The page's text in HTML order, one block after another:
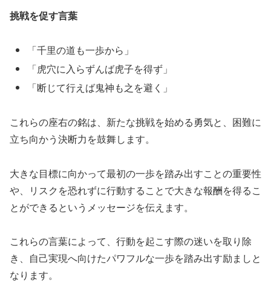
挑戦を促す言葉
「千里の道も一歩から」
「虎穴に入らずんば虎子を得ず」
「断じて行えば鬼神も之を避く」
これらの座右の銘は、新たな挑戦を始める勇気と、困難に
立ち向かう決断力を鼓舞します。
大きな目標に向かって最初の一歩を踏み出すことの重要性
や、リスクを恐れずに行動することで大きな報酬を得るこ
とができるというメッセージを伝えます。
これらの言葉によって、行動を起こす際の迷いを取り除
き、自己実現へ向けたパワフルな一歩を踏み出す励ましと
なります。